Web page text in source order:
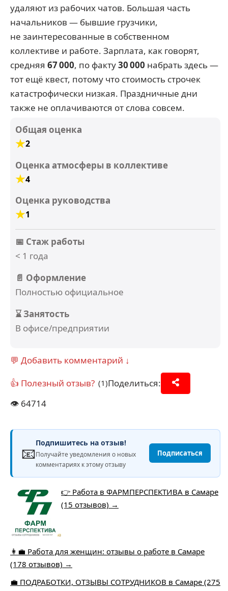
удаляют из рабочих чатов. Большая часть
начальников — бывшие грузчики,
не заинтересованные в собственном
коллективе и работе. Зарплата, как говорят,
средняя 67 000, по факту30 000 набрать здесь —
тот ещё квест, потому что стоимость строчек
катастрофически низкая. Праздничные дни
также не оплачиваются от слова совсем.
Общая оценка
2
Оценка атмосферы в коллективе
4
Оценка руководства
1
📅 Стаж работы
< 1 года
📄 Оформление
Полностью официальное
⌛ Занятость
В офисе/предприятии
💬 Добавить комментарий ↓
👍 Полезный отзыв? (1)Поделиться:
👁️ 64714
📧
Подпишитесь на отзыв!
Получайте уведомления о новых
комментариях к этому отзыву
Подписаться
👉 Работа в ФАРМПЕРСПЕКТИВА в Самаре
(15 отзывов) →
👩‍💼 Работа для женщин: отзывы о работе в Самаре
(178 отзывов) →
💼 ПОДРАБОТКИ, ОТЗЫВЫ СОТРУДНИКОВ в Самаре (275